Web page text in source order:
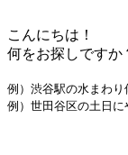
こんにちは！
何をお探しですか
例）渋谷駅の水まわり
例）世田谷区の土日